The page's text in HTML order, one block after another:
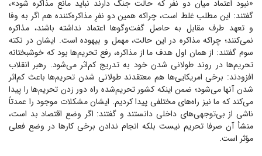
«نبود اعتماد میان دو نفر که حالت جنگ دارند نباید مانع مذاکره شود»،
گفتند: این مطلب غلط است، چراکه همین دو نفرِ مذاکره‌کننده هم اگر به وفا
و تعهد طرف مقابل به حاصل گفت‌و‌گو‌ها اعتماد نداشته باشند، مذاکره
نمی‌کنند؛ چراکه مذاکره در این حالت، مهمل و بیهوده است. ایشان در نکته
سوم گفتند: از همان اول هدف ما از مذاکره، رفع تحریم‌ها بود که خوشبختانه
تحریم‌ها در روند طولانی شدن خود به تدریج کم‌اثر می‌شود. رهبر انقلاب
افزودند: برخی امریکایی‌ها هم معتقدند طولانی شدن تحریم‌ها باعث کم‌اثر
شدن آنها می‌شود؛ ضمن اینکه کشور تحریم‌شده راه دور زدن تحریم‌ها را پیدا
می‌کند که ما نیز راه‌های مختلفی پیدا کردیم. ایشان مشکلات موجود را عمدتاً
ناشی از بی‌توجهی‌های داخلی دانستند و گفتند: اگر وضع اقتصاد بد است،
منشأ آن صرفا تحریم نیست بلکه انجام ندادن برخی کار‌ها در وضع فعلی
مؤثر است.